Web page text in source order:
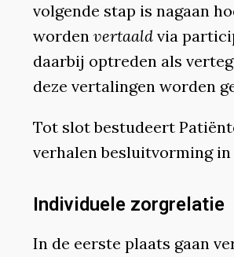
volgende stap is nagaan
worden vertaald via
daarbij optreden als
deze vertalingen worden
Tot slot bestudeert
verhalen besluitvorming in
Individuele zorgrelatie
In de eerste plaats gaan